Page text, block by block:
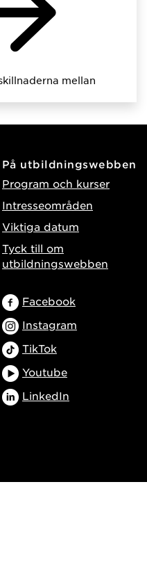
mellan
På utbildningswebben
Program och kurser
Intresseområden
Viktiga datum
Tyck till om
utbildningswebben
Facebook
Instagram
TikTok
Youtube
LinkedIn